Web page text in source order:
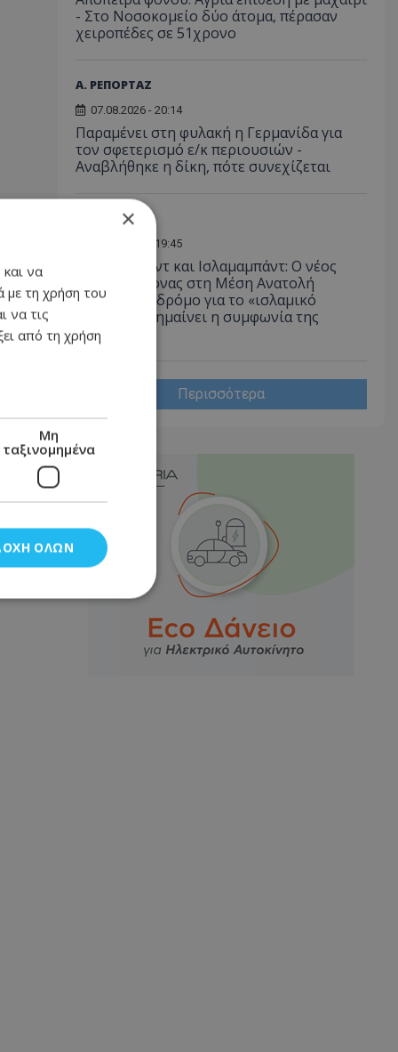
- Στο Νοσοκομείο δύο άτομα, πέρασαν
χειροπέδες σε 51χρονο
Α. ΡΕΠΟΡΤΑΖ
07.08.2026 - 20:14
Παραμένει στη φυλακή η Γερμανίδα για
τον σφετερισμό ε/κ περιουσιών -
Αναβλήθηκε η δίκη, πότε συνεχίζεται
07.08.2026 - 19:45
Άγκυρα, Ριάντ και Ισλαμαμπάντ: Ο νέος
ισχυρός άξονας στη Μέση Ανατολή
ανοίγει τον δρόμο για το «ισλαμικό
ΝΑΤΟ», τι σημαίνει η συμφωνία της
Μέκκας
Περισσότερα
×
και να
με τη χρήση του
να τις
από τη χρήση
Μη
ταξινομημένα
ΌΛΩΝ
και τη
cookies.
του χρήστη
σύμφωνα με τον
των
με τον τρόπο
χρήστης
ιστότοπο και
χρήστης πριν
λόγω ιστότοπο.
τη